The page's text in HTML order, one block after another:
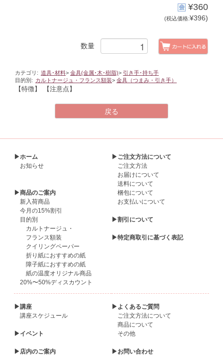
¥360
(税込価格:¥396)
数量
カテゴリ: 道具･材料> 金具(金属･木･樹脂)> 引き手･持ち手
目的別: カルトナージュ・フランス額装> 金具（つまみ・引き手）
【特徴】 【注意点】
▶ホーム
お知らせ
▶商品のご案内
新入荷商品
今月の15%割引
目的別
カルトナージュ・
フランス額装
クイリングペーパー
折り紙におすすめの紙
障子紙におすすめの紙
紙の温度オリジナル商品
20%〜50%ディスカウント
▶ご注文方法について
ご注文方法
お届けについて
送料について
梱包について
お支払いについて
▶割引について
▶特定商取引に基づく表記
▶講座
講座スケジュール
▶イベント
▶店内のご案内
▶よくあるご質問
ご注文方法について
商品について
その他
▶お問い合わせ